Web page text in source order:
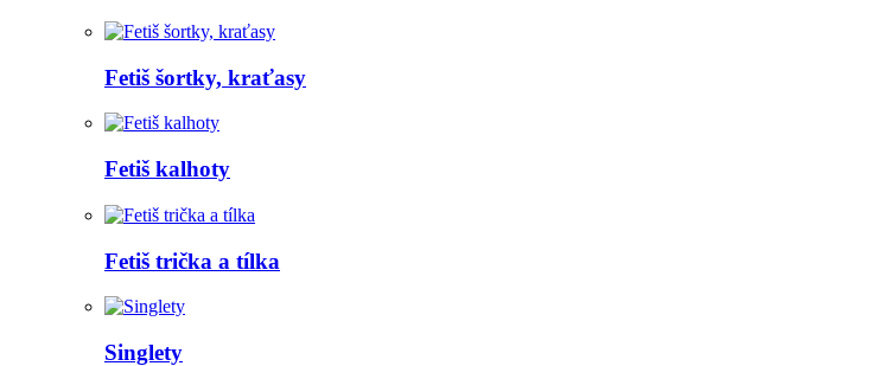
Fetiš šortky, kraťasy
Fetiš kalhoty
Fetiš trička a tílka
Singlety